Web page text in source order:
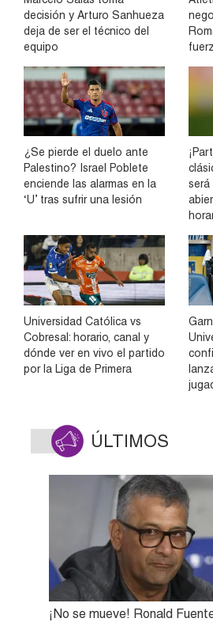
decisión y Arturo Sanhueza
deja de ser el técnico del
equipo
¿Se pierde el duelo ante
Palestino? Israel Poblete
enciende las alarmas en la
‘U’ tras sufrir una lesión
será
Universidad Católica vs
Cobresal: horario, canal y
dónde ver en vivo el partido
por la Liga de Primera
ÚLTIMOS
¡No se mueve! Ronald